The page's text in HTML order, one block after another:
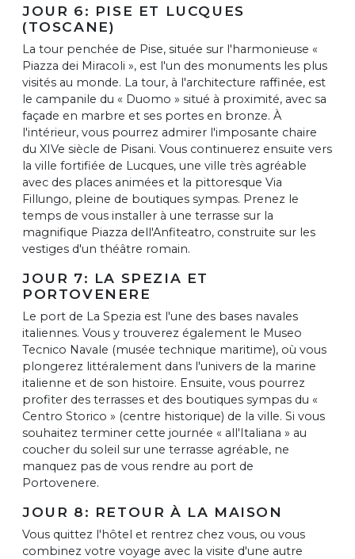
JOUR 6: PISE ET LUCQUES
(TOSCANE)
La tour penchée de Pise, située sur l'harmonieuse «
Piazza dei Miracoli », est l'un des monuments les plus
visités au monde. La tour, à l'architecture raffinée, est
le campanile du « Duomo » situé à proximité, avec sa
façade en marbre et ses portes en bronze. À
l'intérieur, vous pourrez admirer l'imposante chaire
du XIVe siècle de Pisani. Vous continuerez ensuite vers
la ville fortifiée de Lucques, une ville très agréable
avec des places animées et la pittoresque Via
Fillungo, pleine de boutiques sympas. Prenez le
temps de vous installer à une terrasse sur la
magnifique Piazza dell'Anfiteatro, construite sur les
vestiges d'un théâtre romain.
JOUR 7: LA SPEZIA ET
PORTOVENERE
Le port de La Spezia est l'une des bases navales
italiennes. Vous y trouverez également le Museo
Tecnico Navale (musée technique maritime), où vous
plongerez littéralement dans l'univers de la marine
italienne et de son histoire. Ensuite, vous pourrez
profiter des terrasses et des boutiques sympas du «
Centro Storico » (centre historique) de la ville. Si vous
souhaitez terminer cette journée « all'Italiana » au
coucher du soleil sur une terrasse agréable, ne
manquez pas de vous rendre au port de
Portovenere.
JOUR 8: RETOUR À LA MAISON
Vous quittez l'hôtel et rentrez chez vous, ou vous
combinez votre voyage avec la visite d'une autre